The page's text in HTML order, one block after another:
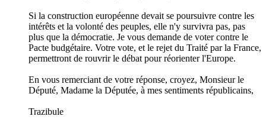
Si la construction européenne devait se poursuivre contre les
intérêts et la volonté des peuples, elle n'y survivra pas, pas
plus que la démocratie. Je vous demande de voter contre le
Pacte budgétaire. Votre vote, et le rejet du Traité par la France,
permettront de rouvrir le débat pour réorienter l'Europe.
En vous remerciant de votre réponse, croyez, Monsieur le
Député, Madame la Députée, à mes sentiments républicains,
Trazibule